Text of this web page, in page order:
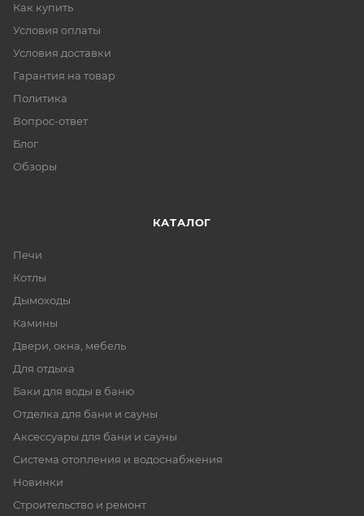
Как купить
Условия оплаты
Условия доставки
Гарантия на товар
Политика
Вопрос-ответ
Блог
Обзоры
КАТАЛОГ
Печи
Котлы
Дымоходы
Камины
Двери, окна, мебель
Для отдыха
Баки для воды в баню
Отделка для бани и сауны
Аксессуары для бани и сауны
Система отопления и водоснабжения
Новинки
Строительство и ремонт